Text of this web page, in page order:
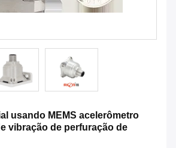
usando MEMS acelerômetro
vibração de perfuração de